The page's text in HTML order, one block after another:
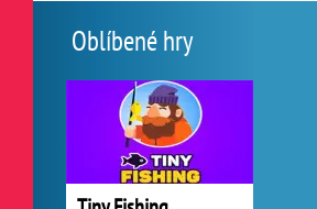
Oblíbené hry